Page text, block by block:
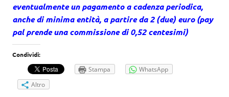
eventualmente un pagamento a cadenza periodica,
anche di minima entità, a partire da 2 (due) euro (pay
pal prende una commissione di 0,52 centesimi)
Condividi:
Stampa
WhatsApp
Altro